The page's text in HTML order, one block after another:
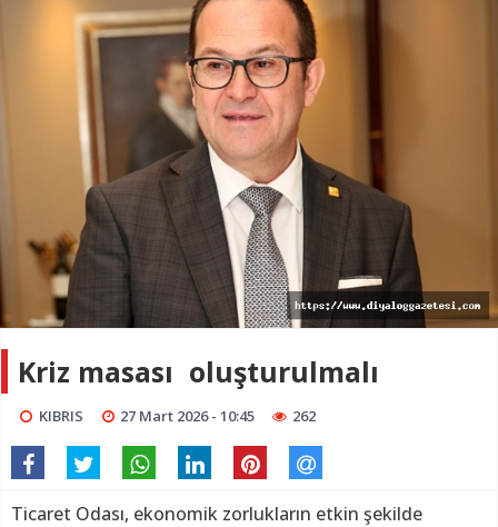
Kriz masası oluşturulmalı
KIBRIS 27 Mart 2026 - 10:45 262
Ticaret Odası, ekonomik zorlukların etkin şekilde